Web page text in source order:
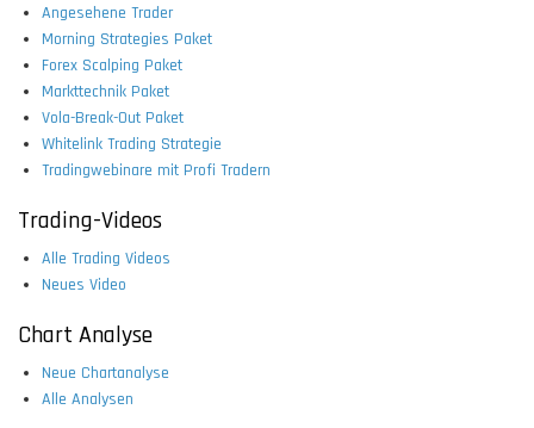
Angesehene Trader
Morning Strategies Paket
Forex Scalping Paket
Markttechnik Paket
Vola-Break-Out Paket
Whitelink Trading Strategie
Tradingwebinare mit Profi Tradern
Trading-Videos
Alle Trading Videos
Neues Video
Chart Analyse
Neue Chartanalyse
Alle Analysen